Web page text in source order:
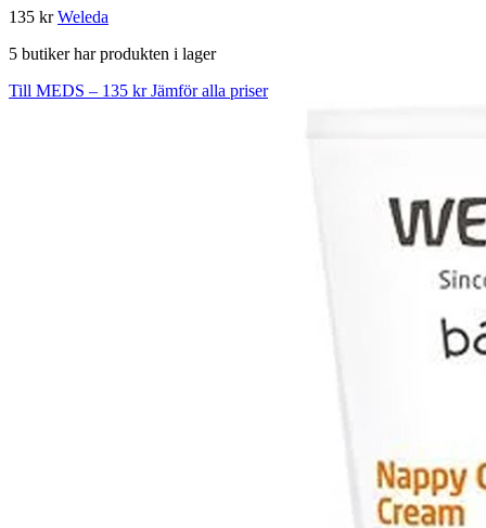
135 krWeleda
5 butiker har produkten i lager
Till MEDS – 135 krJämför alla priser